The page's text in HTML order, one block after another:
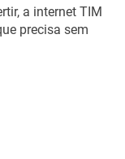
a internet TIM
precisa sem